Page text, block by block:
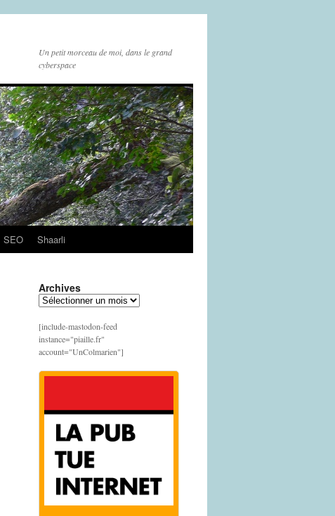
Un petit morceau de moi, dans le grand
cyberspace
SEO Shaarli
Archives
Archives
[include-mastodon-feed
instance="piaille.fr"
account="UnColmarien"]